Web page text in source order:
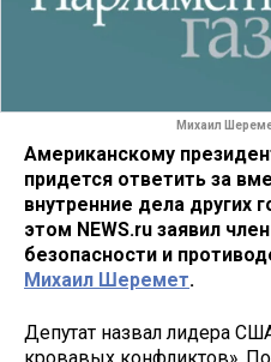
Михаил
Американскому
придется ответить за
внутренние дела других
этом NEWS.ru заявил
безопасности и
Михаил Шеремет.
Депутат назвал лидера